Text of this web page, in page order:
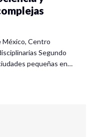
México, Centro
Segundo
pequeñas en…